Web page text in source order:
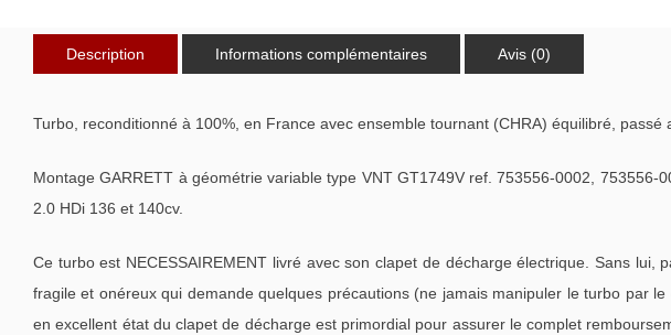
Description Informations complémentaires Avis (0)
Turbo, reconditionné à 100%, en France avec ensemble tournant (CHRA) équilibré, passé
Montage GARRETT à géométrie variable type VNT GT1749V ref. 753556-0002,
2.0 HDi 136 et 140cv.
Ce turbo est NECESSAIREMENT livré avec son clapet de décharge électrique. Sans
fragile et onéreux qui demande quelques précautions (ne jamais manipuler le turbo par
en excellent état du clapet de décharge est primordial pour assurer le complet